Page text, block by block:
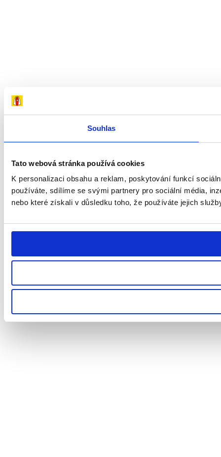
Souhlas
Tato webová stránka používá cookies
K personalizaci obsahu a reklam, poskytování funkcí
používáte, sdílíme se svými partnery pro sociální média,
nebo které získali v důsledku toho, že používáte jejich